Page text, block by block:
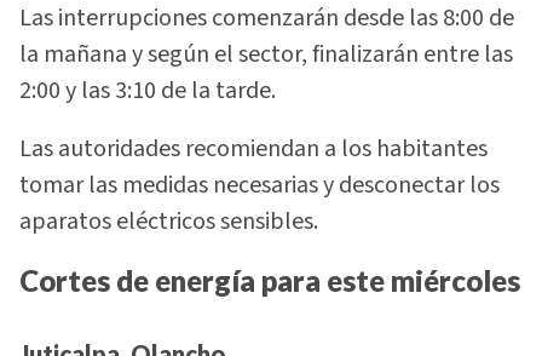
Las interrupciones comenzarán desde las 8:00 de
la mañana y según el sector, finalizarán entre las
2:00 y las 3:10 de la tarde.
Las autoridades recomiendan a los habitantes
tomar las medidas necesarias y desconectar los
aparatos eléctricos sensibles.
Cortes de energía para este miércoles